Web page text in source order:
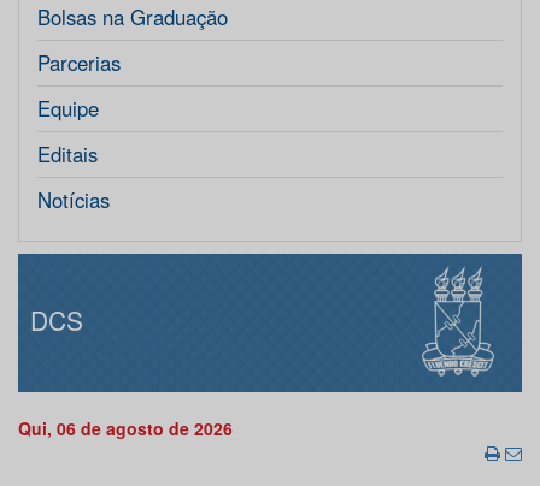
Bolsas na Graduação
Parcerias
Equipe
Editais
Notícias
DCS
Qui, 06 de agosto de 2026